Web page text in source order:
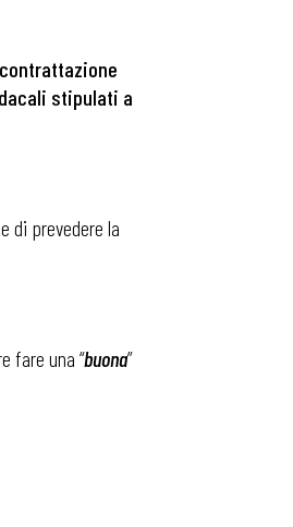
stipulati a
di prevedere la
fare una “buona”